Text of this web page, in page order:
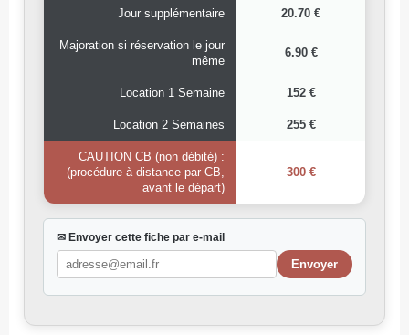
Jour supplémentaire 20.70 €
Majoration si réservation le jour
même
6.90 €
Location 1 Semaine 152 €
Location 2 Semaines 255 €
CAUTION CB (non débité) :
(procédure à distance par CB,
avant le départ)
300 €
✉ Envoyer cette fiche par e-mail